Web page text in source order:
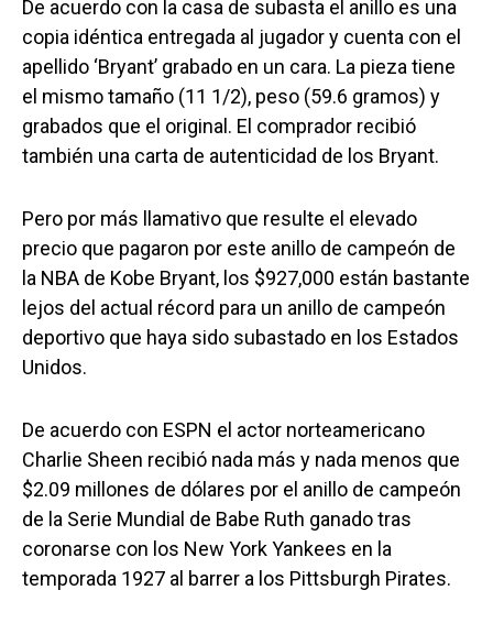
De acuerdo con la casa de subasta el anillo es una
copia idéntica entregada al jugador y cuenta con el
apellido ‘Bryant’ grabado en un cara. La pieza tiene
el mismo tamaño (11 1/2), peso (59.6 gramos) y
grabados que el original. El comprador recibió
también una carta de autenticidad de los Bryant.
Pero por más llamativo que resulte el elevado
precio que pagaron por este anillo de campeón de
la NBA de Kobe Bryant, los $927,000 están bastante
lejos del actual récord para un anillo de campeón
deportivo que haya sido subastado en los Estados
Unidos.
De acuerdo con ESPN el actor norteamericano
Charlie Sheen recibió nada más y nada menos que
$2.09 millones de dólares por el anillo de campeón
de la Serie Mundial de Babe Ruth ganado tras
coronarse con los New York Yankees en la
temporada 1927 al barrer a los Pittsburgh Pirates.